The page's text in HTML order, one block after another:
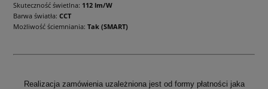
Skuteczność świetlna: 112 lm/W
Barwa światła: CCT
Możliwość ściemniania: Tak (SMART)
Realizacja zamówienia uzależniona jest od formy płatności jaka